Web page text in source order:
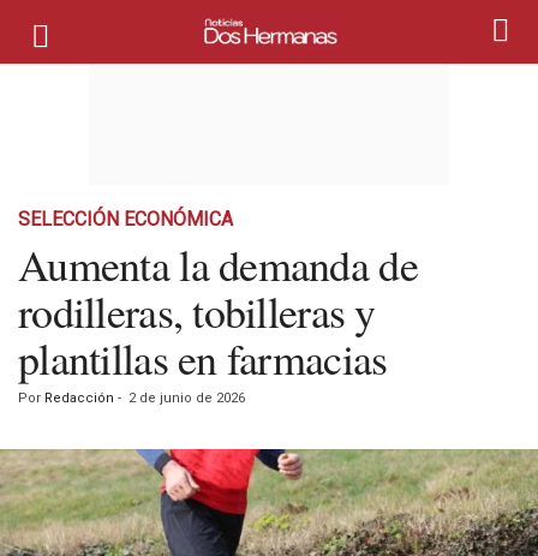
SELECCIÓN ECONÓMICA
Aumenta la demanda de
rodilleras, tobilleras y
plantillas en farmacias
Por Redacción - 2 de junio de 2026